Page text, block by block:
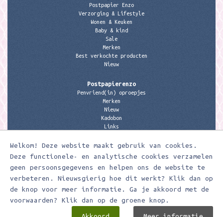
Welkom! Deze website maakt gebruik van cookies.
Deze functionele- en analytische cookies verzamelen
geen persoonsgegevens en helpen ons de website te
verbeteren. Nieuwsgierig hoe dit werkt? Klik dan op
de knop voor meer informatie. Ga je akkoord met de
voorwaarden? Klik dan op de groene knop.
Postpapier Enzo
Verzorging & Lifestyle
Wonen & Keuken
Baby & kind
Sale
Merken
Best verkochte producten
Nieuw
Postpapierenzo
Penvriend(in) oproepjes
Merken
Nieuw
Kadobon
Links
Contactgegevens
Meerleuks
anita@meerleuks.nl
06 – 107 163 36
KVK nummer: 58807179
BTW nummer: 853190859B01